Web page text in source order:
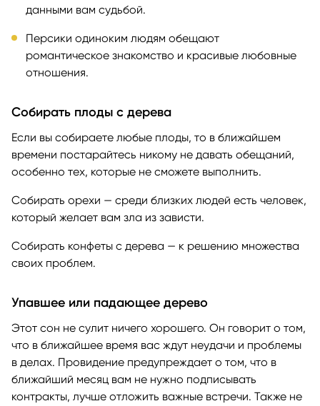
данными вам судьбой.
Персики одиноким людям обещают
романтическое знакомство и красивые любовные
отношения.
Собирать плоды с дерева
Если вы собираете любые плоды, то в ближайшем
времени постарайтесь никому не давать обещаний,
особенно тех, которые не сможете выполнить.
Собирать орехи — среди близких людей есть человек,
который желает вам зла из зависти.
Собирать конфеты с дерева — к решению множества
своих проблем.
Упавшее или падающее дерево
Этот сон не сулит ничего хорошего. Он говорит о том,
что в ближайшее время вас ждут неудачи и проблемы
в делах. Провидение предупреждает о том, что в
ближайший месяц вам не нужно подписывать
контракты, лучше отложить важные встречи. Также не